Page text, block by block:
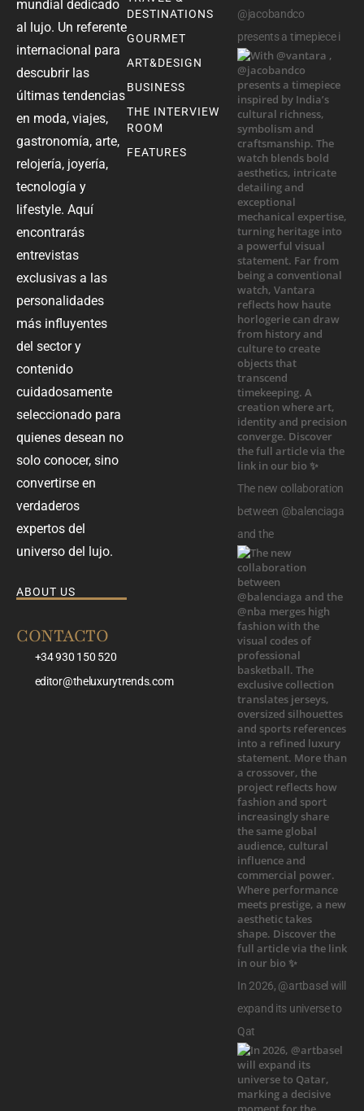
mundial dedicado
al lujo. Un referente
internacional para
descubrir las
últimas tendencias
en moda, viajes,
gastronomía, arte,
relojería, joyería,
tecnología y
lifestyle. Aquí
encontrarás
entrevistas
exclusivas a las
personalidades
más influyentes
del sector y
contenido
cuidadosamente
seleccionado para
quienes desean no
solo conocer, sino
convertirse en
verdaderos
expertos del
universo del lujo.
ABOUT US
CONTACTO
+34 930 150 520
editor@theluxurytrends.com
DESTINATIONS
GOURMET
ART&DESIGN
BUSINESS
THE INTERVIEW
ROOM
FEATURES
@jacobandco
presents a timepiece i
The new collaboration
between @balenciaga
and the
In 2026, @artbasel will
expand its universe to
Qat